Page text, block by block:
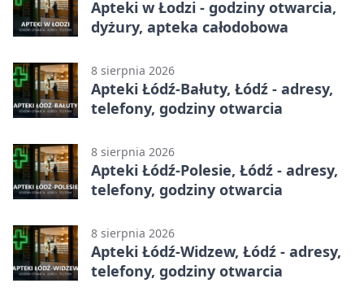
Apteki w Łodzi - godziny otwarcia,
dyżury, apteka całodobowa
8 sierpnia 2026
Apteki Łódź-Bałuty, Łódź - adresy,
telefony, godziny otwarcia
8 sierpnia 2026
Apteki Łódź-Polesie, Łódź - adresy,
telefony, godziny otwarcia
8 sierpnia 2026
Apteki Łódź-Widzew, Łódź - adresy,
telefony, godziny otwarcia